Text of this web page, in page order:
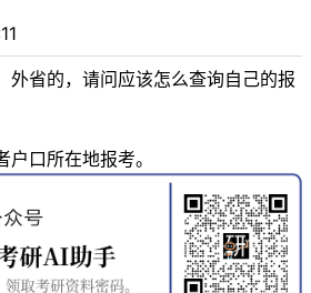
外省的，请问应该怎么查询自己的报
户口所在地报考。